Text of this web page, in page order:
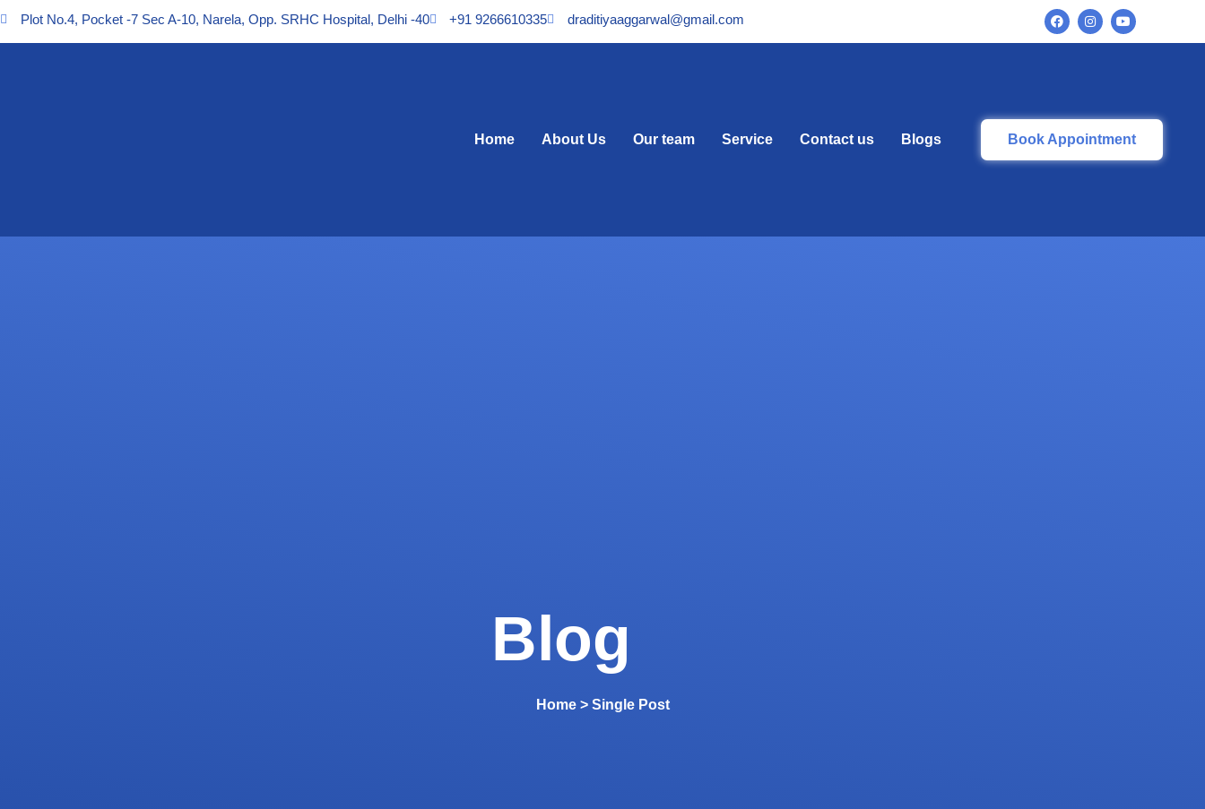
Plot No.4, Pocket -7 Sec A-10, Narela, Opp. SRHC Hospital, Delhi -40 +91 9266610335 draditiyaaggarwal@gmail.com
Home About Us Our team Service Contact us Blogs Book Appointment
Blog
Home > Single Post